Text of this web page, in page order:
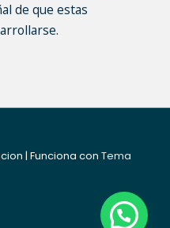
de que estas
| Funciona con Tema